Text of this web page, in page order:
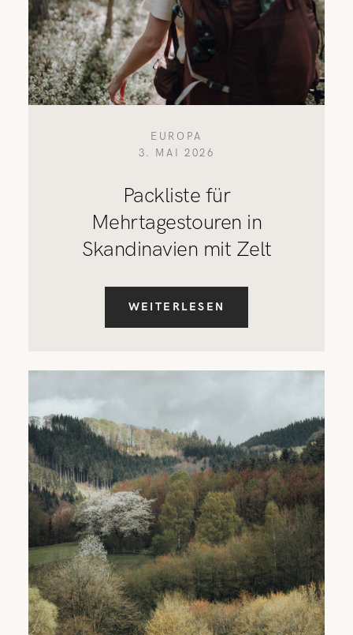
EUROPA
3. MAI 2026
Packliste für
Mehrtagestouren in
Skandinavien mit Zelt
WEITERLESEN